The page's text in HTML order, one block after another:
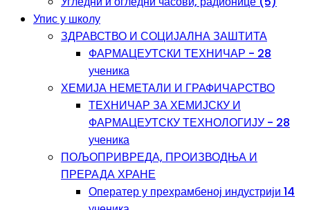
Упис у школу
ЗДРАВСТВО И СОЦИЈАЛНА ЗАШТИТА
ФАРМАЦЕУТСКИ ТЕХНИЧАР - 28
ученика
ХЕМИЈА НЕМЕТАЛИ И ГРАФИЧАРСТВО
ТЕХНИЧАР ЗА ХЕМИЈСКУ И
ФАРМАЦЕУТСКУ ТЕХНОЛОГИЈУ - 28
ученика
ПОЉОПРИВРЕДА, ПРОИЗВОДЊА И
ПРЕРАДА ХРАНЕ
Оператер у прехрамбеној индустрији 14